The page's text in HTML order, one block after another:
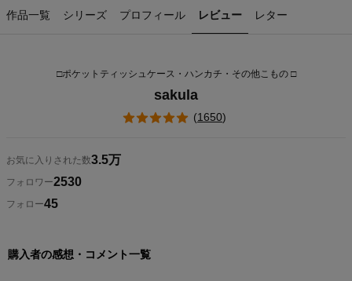
作品一覧 シリーズ プロフィール レビュー レター
□ポケットティッシュケース・ハンカチ・その他こもの □
sakula
(1650)
お気に入りされた数3.5万
フォロワー2530
フォロー45
購入者の感想・コメント一覧